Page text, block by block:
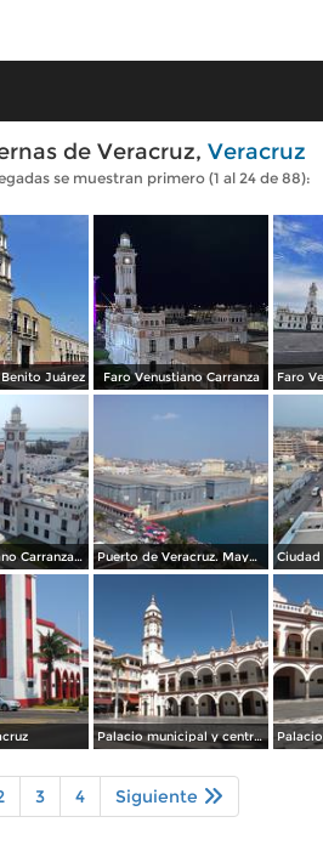
de Veracruz, Veracruz
se muestran primero (1 al 24 de 88):
Juárez Faro Venustiano Carranza
Faro Venustiano Carranza. Mayo/2018 Puerto de Veracruz. Mayo/2018
Palacio municipal y centro de Veracruz. Enero/2013
3 4 Siguiente